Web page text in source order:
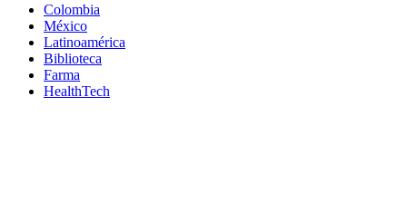
Colombia
México
Latinoamérica
Biblioteca
Farma
HealthTech